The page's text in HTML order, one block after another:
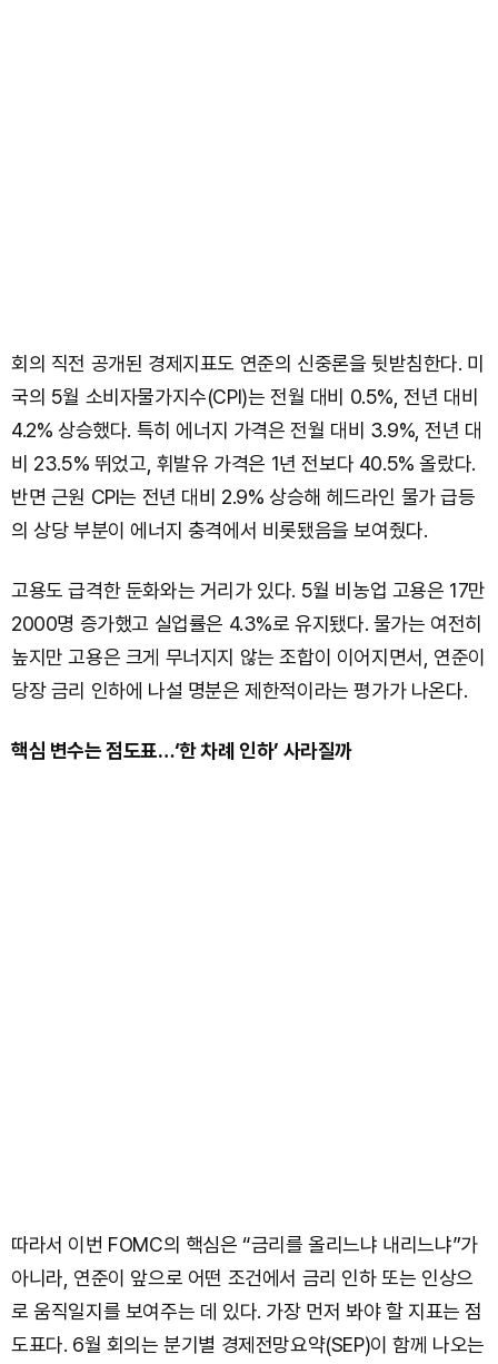
회의 직전 공개된 경제지표도 연준의 신중론을 뒷받침한다. 미
국의 5월 소비자물가지수(CPI)는 전월 대비 0.5%, 전년 대비
4.2% 상승했다. 특히 에너지 가격은 전월 대비 3.9%, 전년 대
비 23.5% 뛰었고, 휘발유 가격은 1년 전보다 40.5% 올랐다.
반면 근원 CPI는 전년 대비 2.9% 상승해 헤드라인 물가 급등
의 상당 부분이 에너지 충격에서 비롯됐음을 보여줬다.
고용도 급격한 둔화와는 거리가 있다. 5월 비농업 고용은 17만
2000명 증가했고 실업률은 4.3%로 유지됐다. 물가는 여전히
높지만 고용은 크게 무너지지 않는 조합이 이어지면서, 연준이
당장 금리 인하에 나설 명분은 제한적이라는 평가가 나온다.
핵심 변수는 점도표…‘한 차례 인하’ 사라질까
따라서 이번 FOMC의 핵심은 “금리를 올리느냐 내리느냐”가
아니라, 연준이 앞으로 어떤 조건에서 금리 인하 또는 인상으
로 움직일지를 보여주는 데 있다. 가장 먼저 봐야 할 지표는 점
도표다. 6월 회의는 분기별 경제전망요약(SEP)이 함께 나오는